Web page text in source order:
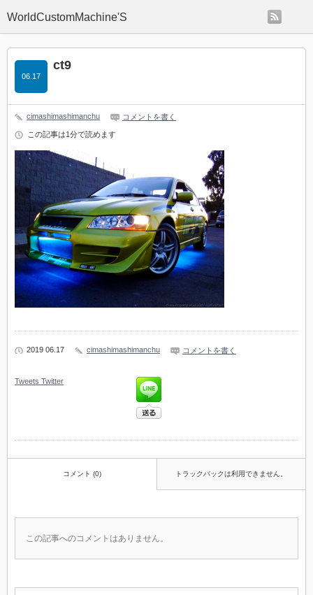
WorldCustomMachine'S
ct9
06.17
cimashimashimanchu コメントを書く
この記事は1分で読めます
2019 06.17 cimashimashimanchu コメントを書く
Tweets Twitter
コメント (0) トラックバックは利用できません。
この記事へのコメントはありません。